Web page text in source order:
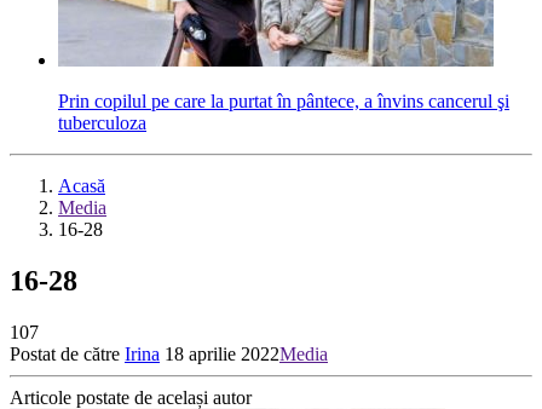
Prin copilul pe care la purtat în pântece, a învins cancerul şi
tuberculoza
Acasă
Media
16-28
16-28
107
Postat de către Irina 18 aprilie 2022Media
Articole postate de același autor